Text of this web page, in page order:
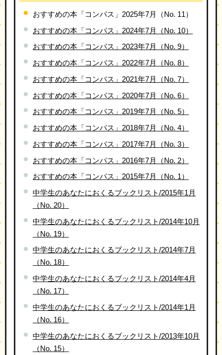
おすすめの本「コンパス」2025年7月（No. 11）
おすすめの本「コンパス」2024年7月（No. 10）
おすすめの本「コンパス」2023年7月（No. 9）
おすすめの本「コンパス」2022年7月（No. 8）
おすすめの本「コンパス」2021年7月（No. 7）
おすすめの本「コンパス」2020年7月（No. 6）
おすすめの本「コンパス」2019年7月（No. 5）
おすすめの本「コンパス」2018年7月（No. 4）
おすすめの本「コンパス」2017年7月（No. 3）
おすすめの本「コンパス」2016年7月（No. 2）
おすすめの本「コンパス」2015年7月（No. 1）
中学生のあなたにおくるブックリスト/2015年1月
（No. 20）
中学生のあなたにおくるブックリスト/2014年10月
（No. 19）
中学生のあなたにおくるブックリスト/2014年7月
（No. 18）
中学生のあなたにおくるブックリスト/2014年4月
（No. 17）
中学生のあなたにおくるブックリスト/2014年1月
（No. 16）
中学生のあなたにおくるブックリスト/2013年10月
（No. 15）